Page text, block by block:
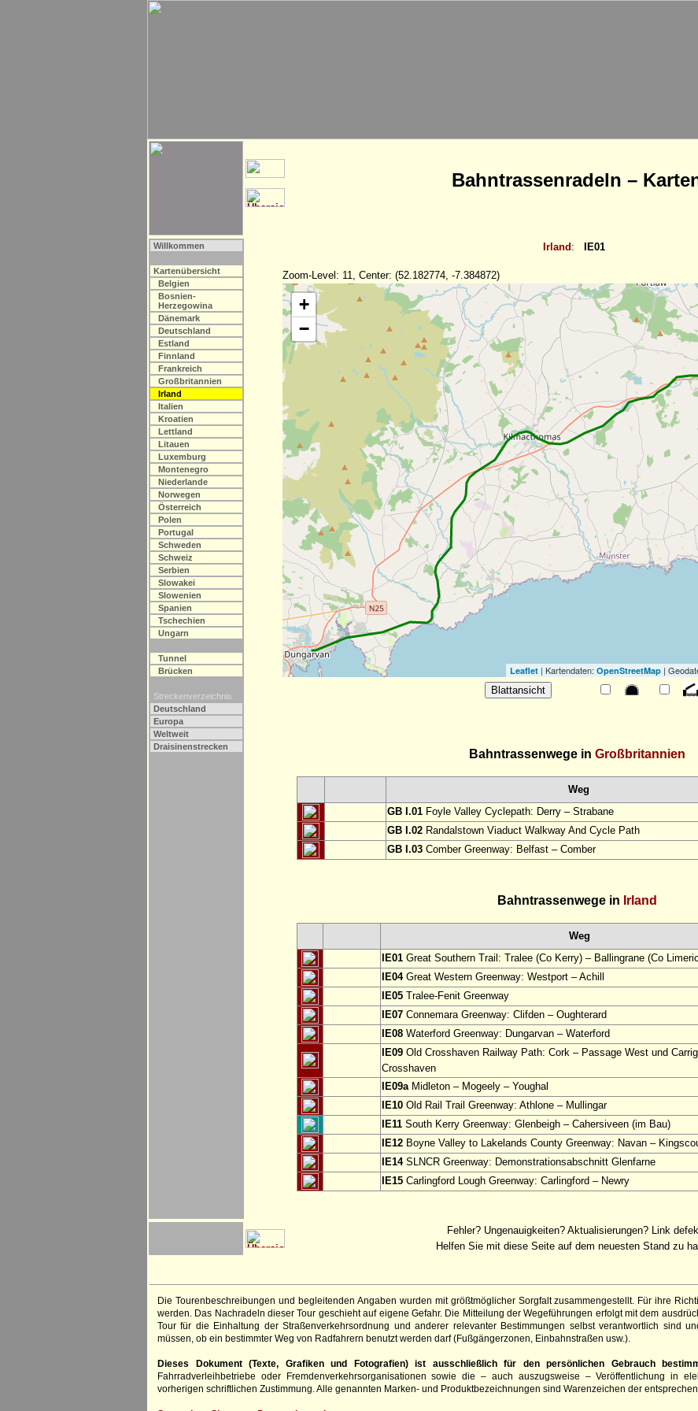
Bahntrassenradeln –
Willkommen
Kartenübersicht
Belgien
Bosnien-
Herzegowina
Dänemark
Deutschland
Estland
Finnland
Frankreich
Großbritannien
Irland
Italien
Kroatien
Lettland
Litauen
Luxemburg
Montenegro
Niederlande
Norwegen
Österreich
Polen
Portugal
Schweden
Schweiz
Serbien
Slowakei
Slowenien
Spanien
Tschechien
Ungarn
Tunnel
Brücken
Streckenverzeichnis
Deutschland
Europa
Weltweit
Draisinenstrecken
Irland : IE01
Zoom-Level: 11, Center: (52.182774, -7.384872)
+
−
Leaflet| Kartendaten: OpenStreetMap|
Bahntrassenwege in Großbritannien
Weg
GB I.01 Foyle Valley Cyclepath: Derry – Strabane
GB I.02 Randalstown Viaduct Walkway And Cycle Path
GB I.03 Comber Greenway: Belfast – Comber
Bahntrassenwege in Irland
Weg
IE01 Great Southern Trail: Tralee (Co Kerry) – Ballingrane (Co
IE04Great Western Greenway: Westport – Achill
IE05 Tralee-Fenit Greenway
IE07 Connemara Greenway: Clifden – Oughterard
IE08 Waterford Greenway: Dungarvan – Waterford
IE09 Old Crosshaven Railway Path: Cork – Passage West und
Crosshaven
IE09aMidleton – Mogeely – Youghal
IE10 Old Rail Trail Greenway: Athlone – Mullingar
IE11 South Kerry Greenway: Glenbeigh – Cahersiveen (im Bau)
IE12 Boyne Valley to Lakelands County Greenway: Navan –
IE14SLNCR Greenway: Demonstrationsabschnitt Glenfarne
IE15 Carlingford Lough Greenway: Carlingford – Newry
Fehler? Ungenauigkeiten? Aktualisierungen? Link
Helfen Sie mit diese Seite auf dem neuesten Stand zu
Die Tourenbeschreibungen und begleitenden Angaben wurden mit größtmöglicher Sorgfalt zusammengestellt. Für ihre
werden. Das Nachradeln dieser Tour geschieht auf eigene Gefahr. Die Mitteilung der Wegeführungen erfolgt mit dem
Tour für die Einhaltung der Straßenverkehrsordnung und anderer relevanter Bestimmungen selbst verantwortlich sind
müssen, ob ein bestimmter Weg von Radfahrern benutzt werden darf (Fußgängerzonen, Einbahnstraßen usw.).
Dieses Dokument (Texte, Grafiken und Fotografien) ist ausschließlich für den persönlichen Gebrauch
Fahrradverleihbetriebe oder Fremdenverkehrsorganisationen sowie die – auch auszugsweise – Veröffentlichung in
vorherigen schriftlichen Zustimmung. Alle genannten Marken- und Produktbezeichnungen sind Warenzeichen der